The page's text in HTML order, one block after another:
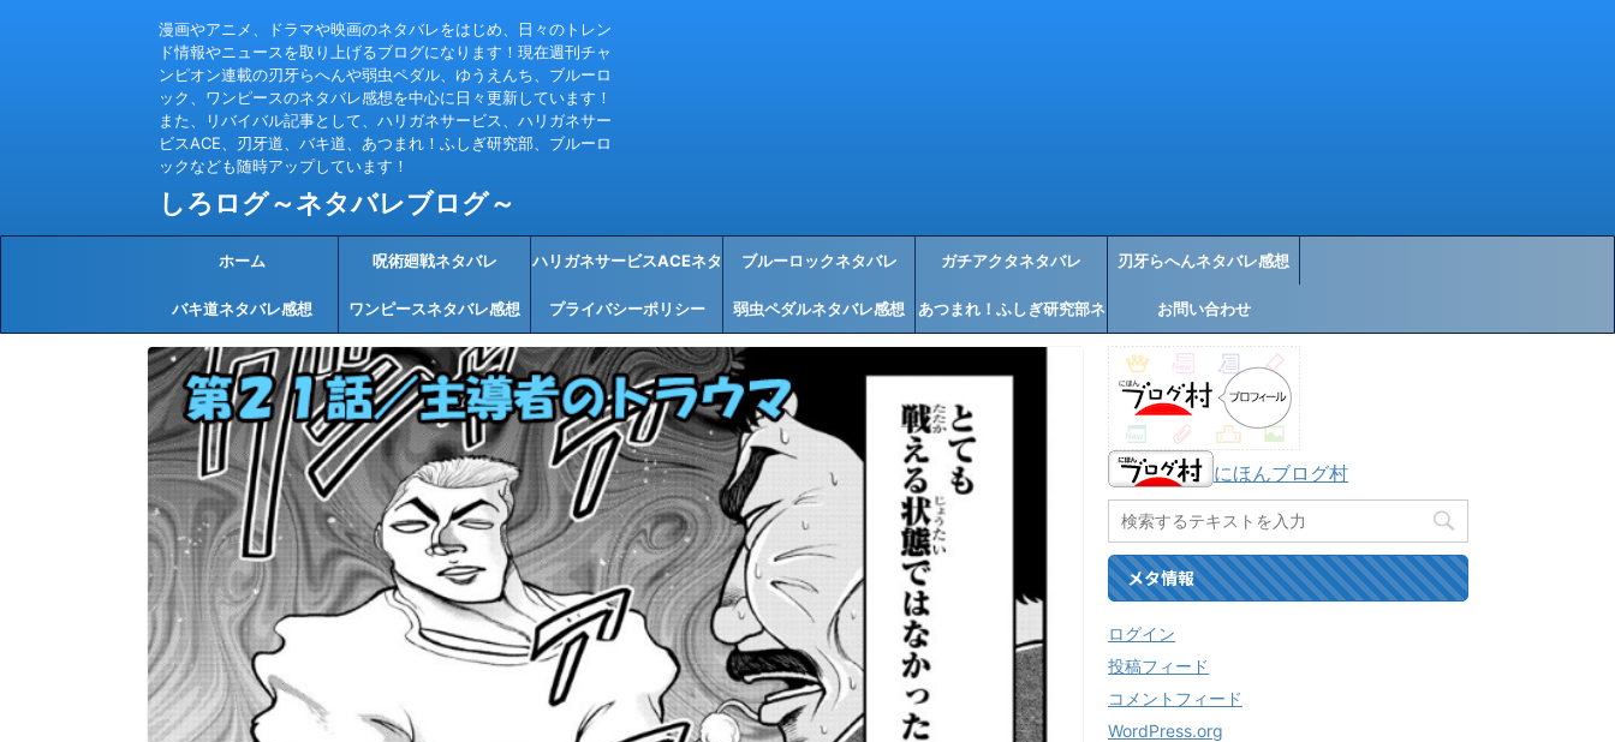
漫画やアニメ、ドラマや映画のネタバレをはじめ、日々のトレン
ド情報やニュースを取り上げるブログになります！現在週刊チャ
ンピオン連載の刃牙らへんや弱虫ペダル、ゆうえんち、ブルーロ
ック、ワンピースのネタバレ感想を中心に日々更新しています！
また、リバイバル記事として、ハリガネサービス、ハリガネサー
ビスACE、刃牙道、バキ道、あつまれ！ふしぎ研究部、ブルーロ
ックなども随時アップしています！
しろログ～ネタバレブログ～
ホーム 呪術廻戦ネタバレ ハリガネサービスACEネタ
バレ感想
ブルーロックネタバレ ガチアクタネタバレ 刃牙らへんネタバレ感想
バキ道ネタバレ感想 ワンピースネタバレ感想 プライバシーポリシー 弱虫ペダルネタバレ感想 あつまれ！ふしぎ研究部ネ お問い合わせ
にほんブログ村
メタ情報
ログイン
投稿フィード
コメントフィード
WordPress.org